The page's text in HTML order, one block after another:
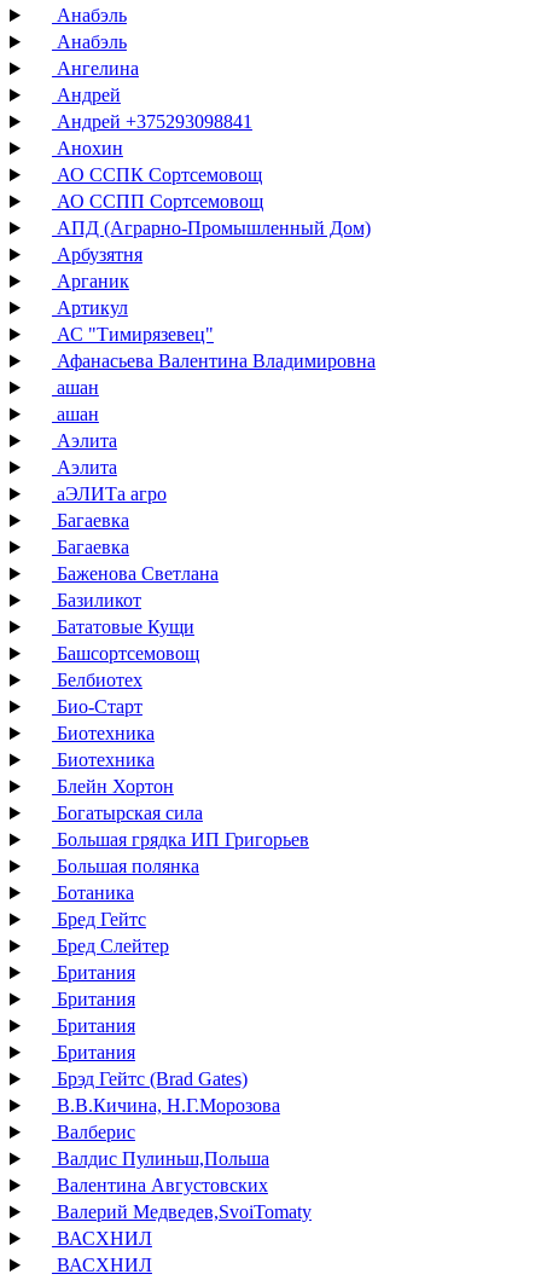
Анабэль
Анабэль
Ангелина
Андрей
Андрей +375293098841
Анохин
АО ССПК Сортсемовощ
АО ССПП Сортсемовощ
АПД (Аграрно-Промышленный Дом)
Арбузятня
Арганик
Артикул
АС "Тимирязевец"
Афанасьева Валентина Владимировна
ашан
ашан
Аэлита
Аэлита
аЭЛИТа агро
Багаевка
Багаевка
Баженова Светлана
Базиликот
Бататовые Кущи
Башсортсемовощ
Белбиотех
Био-Старт
Биотехника
Биотехника
Блейн Хортон
Богатырская сила
Большая грядка ИП Григорьев
Большая полянка
Ботаника
Бред Гейтс
Бред Слейтер
Британия
Британия
Британия
Британия
Брэд Гейтс (Brad Gates)
В.В.Кичина, Н.Г.Морозова
Валберис
Валдис Пулиньш,Польша
Валентина Августовских
Валерий Медведев,SvoiTomaty
ВАСХНИЛ
ВАСХНИЛ